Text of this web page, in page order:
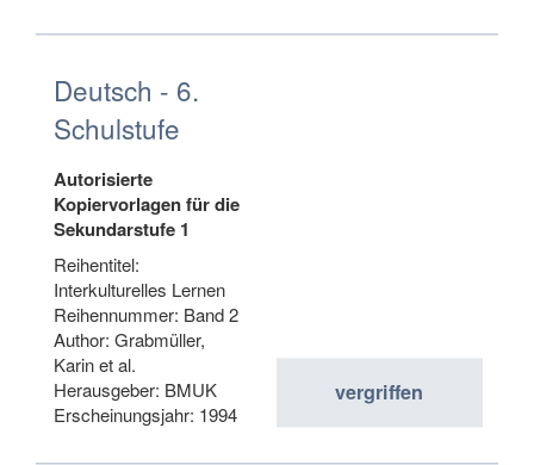
Deutsch - 6.
Schulstufe
Autorisierte
Kopiervorlagen für die
Sekundarstufe 1
Reihentitel:
Interkulturelles Lernen
Reihennummer: Band 2
Author: Grabmüller,
Karin et al.
Herausgeber: BMUK
Erscheinungsjahr: 1994
vergriffen